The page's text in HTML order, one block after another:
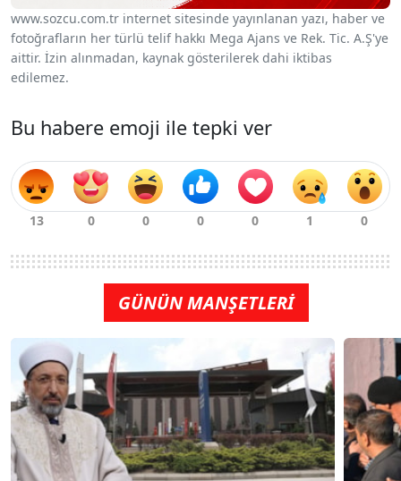
www.sozcu.com.tr internet sitesinde yayınlanan yazı, haber ve
fotoğrafların her türlü telif hakkı Mega Ajans ve Rek. Tic. A.Ş'ye
aittir. İzin alınmadan, kaynak gösterilerek dahi iktibas
edilemez.
Bu habere emoji ile tepki ver
GÜNÜN MANŞETLERİ